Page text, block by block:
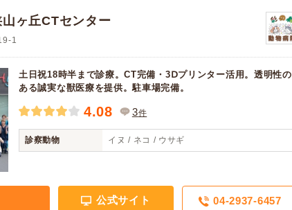
ヶ丘CTセンター
1
土日祝18時半まで診療。CT完備・3Ⅾプリンター活用。透明性の
ある誠実な獣医療を提供。駐車場完備。
4.08 3件
診察動物 イヌ / ネコ / ウサギ
公式サイト 04-2937-6457